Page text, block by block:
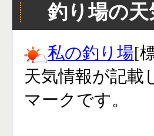
釣り場の天
私の釣り場[
天気情報が記載
マークです。